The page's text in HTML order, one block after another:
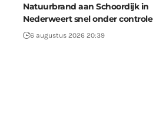
Natuurbrand aan Schoordijk in
Nederweert snel onder controle
6 augustus 2026 20:39